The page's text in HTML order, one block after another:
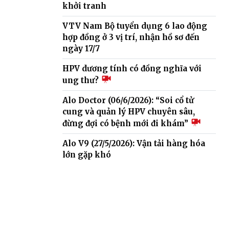
khởi tranh
VTV Nam Bộ tuyển dụng 6 lao động
hợp đồng ở 3 vị trí, nhận hồ sơ đến
ngày 17/7
HPV dương tính có đồng nghĩa với
ung thư?
Alo Doctor (06/6/2026): “Soi cổ tử
cung và quản lý HPV chuyên sâu,
đừng đợi có bệnh mới đi khám”
Alo V9 (27/5/2026): Vận tải hàng hóa
lớn gặp khó